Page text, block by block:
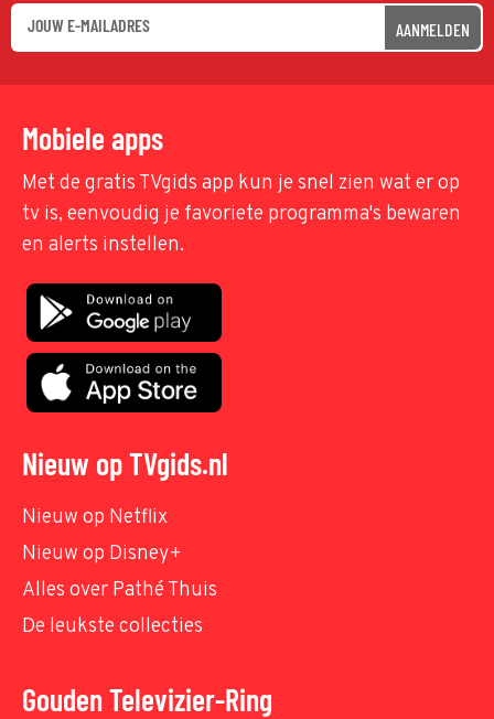
AANMELDEN
Mobiele apps
Met de gratis TVgids app kun je snel zien wat er op
tv is, eenvoudig je favoriete programma's bewaren
en alerts instellen.
Nieuw op TVgids.nl
Nieuw op Netflix
Nieuw op Disney+
Alles over Pathé Thuis
De leukste collecties
Gouden Televizier-Ring